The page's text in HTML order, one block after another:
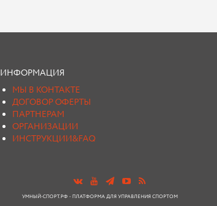
ИНФОРМАЦИЯ
МЫ В КОНТАКТЕ
ДОГОВОР ОФЕРТЫ
ПАРТНЕРАМ
ОРГАНИЗАЦИИ
ИНСТРУКЦИИ&FAQ
УМНЫЙ-СПОРТ.РФ - ПЛАТФОРМА ДЛЯ УПРАВЛЕНИЯ СПОРТОМ